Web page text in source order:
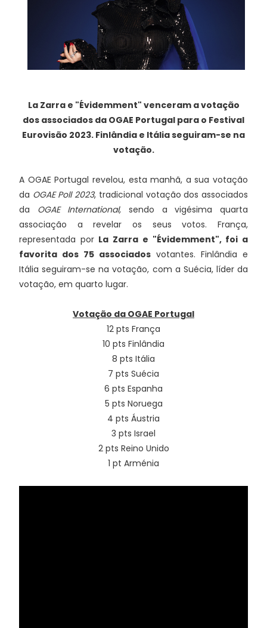
La Zarra e "Évidemment" venceram a votação
dos associados da OGAE Portugal para o Festival
Eurovisão 2023. Finlândia e Itália seguiram-se na
votação.
A OGAE Portugal revelou, esta manhã, a sua votação
da OGAE Poll 2023, tradicional votação dos associados
da OGAE International,sendo a vigésima quarta
associação a revelar os seus votos. França,
representada por La Zarra e "Évidemment",foi a
favorita dos 75 associados votantes. Finlândia e
Itália seguiram-se na votação, com a Suécia, líder da
votação, em quarto lugar.
Votação da OGAE Portugal
12 pts França
10 pts Finlândia
8 pts Itália
7 pts Suécia
6 pts Espanha
5 pts Noruega
4 pts Áustria
3 pts Israel
2 pts Reino Unido
1 pt Arménia